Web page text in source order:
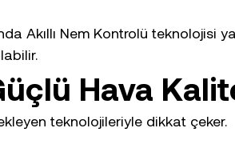
Akıllı Nem Kontrolü teknolojisi
Hava
teknolojileriyle dikkat çeker.